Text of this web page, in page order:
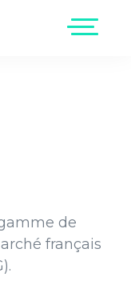
de
français